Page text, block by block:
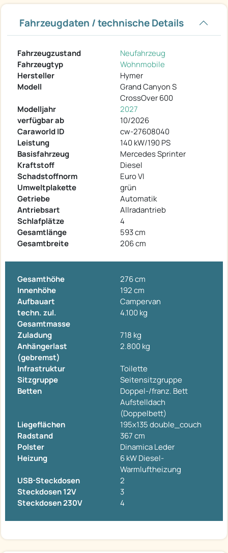
Fahrzeugdaten / technische Details
Fahrzeugzustand
Neufahrzeug
Fahrzeugtyp
Wohnmobile
Hersteller
Hymer
Modell
Grand Canyon S
CrossOver 600
Modelljahr
2027
verfügbar ab
10/2026
Caraworld ID
cw-27608040
Leistung
140 kW/190 PS
Basisfahrzeug
Mercedes Sprinter
Kraftstoff
Diesel
Schadstoffnorm
Euro VI
Umweltplakette
grün
Getriebe
Automatik
Antriebsart
Allradantrieb
Schlafplätze
4
Gesamtlänge
593 cm
Gesamtbreite
206 cm
Gesamthöhe
276 cm
Innenhöhe
192 cm
Aufbauart
Campervan
techn. zul.
Gesamtmasse
4.100 kg
Zuladung
718 kg
Anhängerlast
(gebremst)
2.800 kg
Infrastruktur
Toilette
Sitzgruppe
Seitensitzgruppe
Betten
Doppel-/franz. Bett
Aufstelldach
(Doppelbett)
Liegeflächen
195x135 double_couch
Radstand
367 cm
Polster
Dinamica Leder
Heizung
6 kW Diesel-
Warmluftheizung
USB-Steckdosen
2
Steckdosen 12V
3
Steckdosen 230V
4